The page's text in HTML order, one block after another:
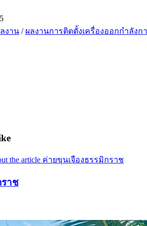
งาน / ผลงานการติดตั้งเครื่องออกกำลังก
ราช